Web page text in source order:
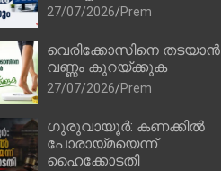
27/07/2026 Prem
വെരിക്കോസിനെ തടയാൻ
വണ്ണം കുറയ്ക്കുക
27/07/2026 Prem
ഗുരുവായൂർ: കണക്കിൽ
പോരായ്മയെന്ന്
ഹൈക്കോടതി